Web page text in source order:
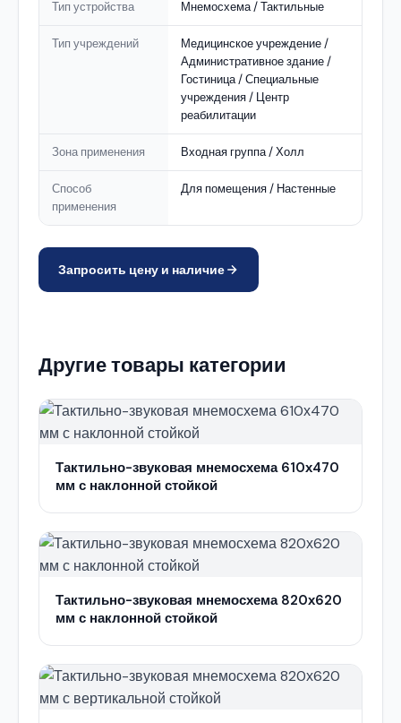
Тип устройства Мнемосхема / Тактильные
Тип учреждений
Медицинское учреждение /
Административное здание /
Гостиница / Специальные
учреждения / Центр
реабилитации
Зона применения Входная группа / Холл
Способ
применения
Для помещения / Настенные
Запросить цену и наличие
Другие товары категории
Тактильно-звуковая мнемосхема 610х470
мм с наклонной стойкой
Тактильно-звуковая мнемосхема 820х620
мм с наклонной стойкой